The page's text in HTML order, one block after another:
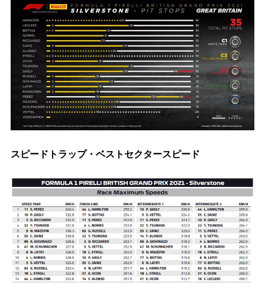
スピードトラップ・ベストセクタースピード